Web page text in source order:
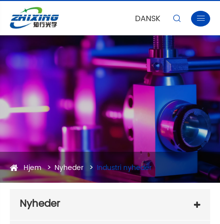
DANSK  
Hjem Nyheder Industri nyheder
Nyheder